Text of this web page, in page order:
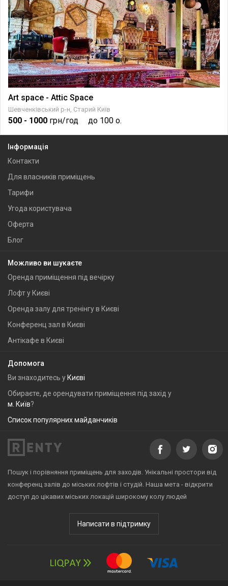
Art space - Attic Space
Шевченківський р-н, Старий Київ
500 - 1000 грн/год до 100 о.
Інформація
Контакти
Для власників приміщень
Тарифи
Угода користувача
Оферта
Блог
Можливо ви шукаєте
Оренда приміщення під вечірку
Лофт у Києві
Оренда залу для тренінгу в Києві
Конференц зал в Києві
Антікафе в Києві
Допомога
Ви знаходитесь у Києві
Обираєте, де орендувати приміщення під захід у
м. Київ?
Список популярних майданчиків
Пошук і порівняння приміщень для заходів. Унікальні простори від
конференц залів до міських лофтів і студій. Наша мета - відкрити
доступ до цікавих міських локацій широкому колу людей
Написати в підтримку